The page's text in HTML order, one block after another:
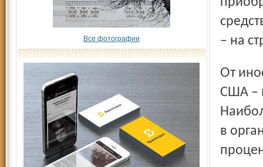
Все фотографии
– на
От иностранных инвесторов поступило 311 млн. долларов
США –
в